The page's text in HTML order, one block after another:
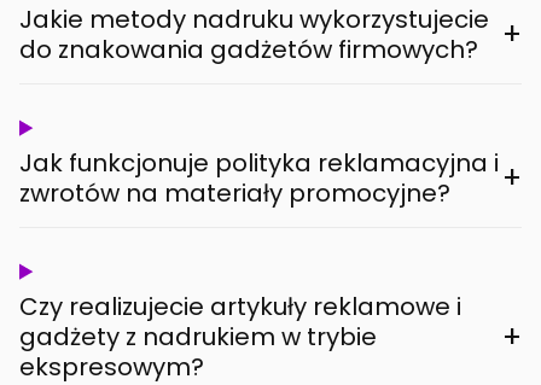
Jakie metody nadruku wykorzystujecie
do znakowania gadżetów firmowych?
+
Jak funkcjonuje polityka reklamacyjna i
zwrotów na materiały promocyjne?
+
Czy realizujecie artykuły reklamowe i
gadżety z nadrukiem w trybie
ekspresowym?
+